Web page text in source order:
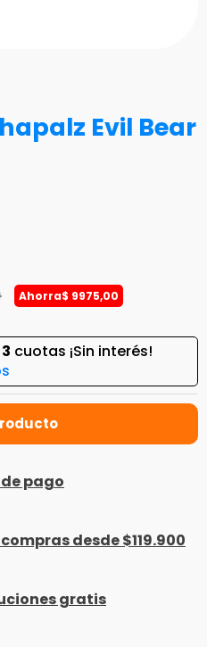
Evil Bear
Ahorra$ 9975,00
3 cuotas ¡Sin interés!
pago
desde $119.900
gratis